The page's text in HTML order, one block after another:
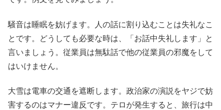
騒音は睡眠を妨げます。人の話に割り込むことは失礼なこ
とです。どうしても必要な時は、「お話中失礼します」と
言いましょう。従業員は無駄話で他の従業員の邪魔をして
はいけません。
大雪は電車の交通を遮断します。政治家の演説をヤジで妨
害するのはマナー違反です。テロが発生すると、旅行は中